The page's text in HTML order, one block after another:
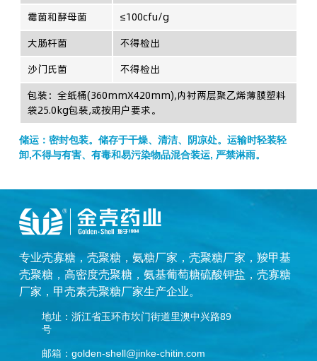
霉菌和酵母菌
≤100cfu/g
大肠杆菌
不得检出
沙门氏菌
不得检出
包装：全纸桶(360mmX420mm),内衬两层聚乙烯薄膜塑料
袋25.0kg包装,或按用户要求。
储运：密封包装。储存于干燥、清洁、阴凉处。运输时轻装轻
卸,不得与有害、有毒和易污染物品混合装运, 严禁淋雨。
专业壳寡糖， 壳聚糖， 氨糖厂家 ， 壳聚糖厂家 ， 羧甲基
壳聚糖， 高密度壳聚糖， 氨基葡萄糖硫酸钾盐 ， 壳寡糖
厂家 ， 甲壳素壳聚糖厂家生产企业。
地址：浙江省玉环市坎门街道里澳中兴路89
号
邮箱：golden-shell@jinke-chitin.com